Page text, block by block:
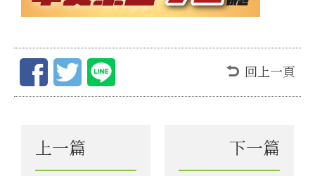
回上一頁
上一篇 下一篇